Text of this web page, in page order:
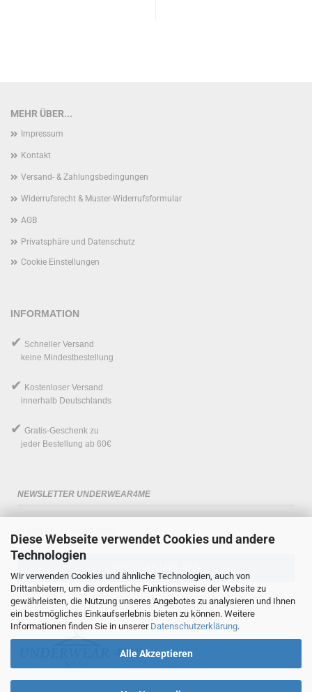
Diese Webseite verwendet Cookies und andere
Technologien
Wir verwenden Cookies und ähnliche Technologien, auch von
Drittanbietern, um die ordentliche Funktionsweise der Website zu
gewährleisten, die Nutzung unseres Angebotes zu analysieren und Ihnen
ein bestmögliches Einkaufserlebnis bieten zu können. Weitere
Informationen finden Sie in unserer Datenschutzerklärung.
Alle Akzeptieren
MEHR ÜBER...
Impressum
Kontakt
Versand- & Zahlungsbedingungen
Widerrufsrecht & Muster-Widerrufsformular
AGB
Privatsphäre und Datenschutz
Cookie Einstellungen
INFORMATION
✔ Schneller Versand
keine Mindestbestellung
✔ Kostenloser Versand
innerhalb Deutschlands
✔ Gratis-Geschenk zu
jeder Bestellung ab 60€
NEWSLETTER UNDERWEAR4ME